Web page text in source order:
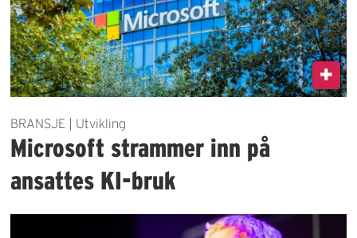
BRANSJE | Utvikling
Microsoft strammer inn på
ansattes KI-bruk